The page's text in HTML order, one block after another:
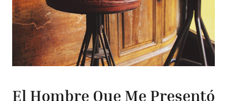
El Hombre Que Me Presentó